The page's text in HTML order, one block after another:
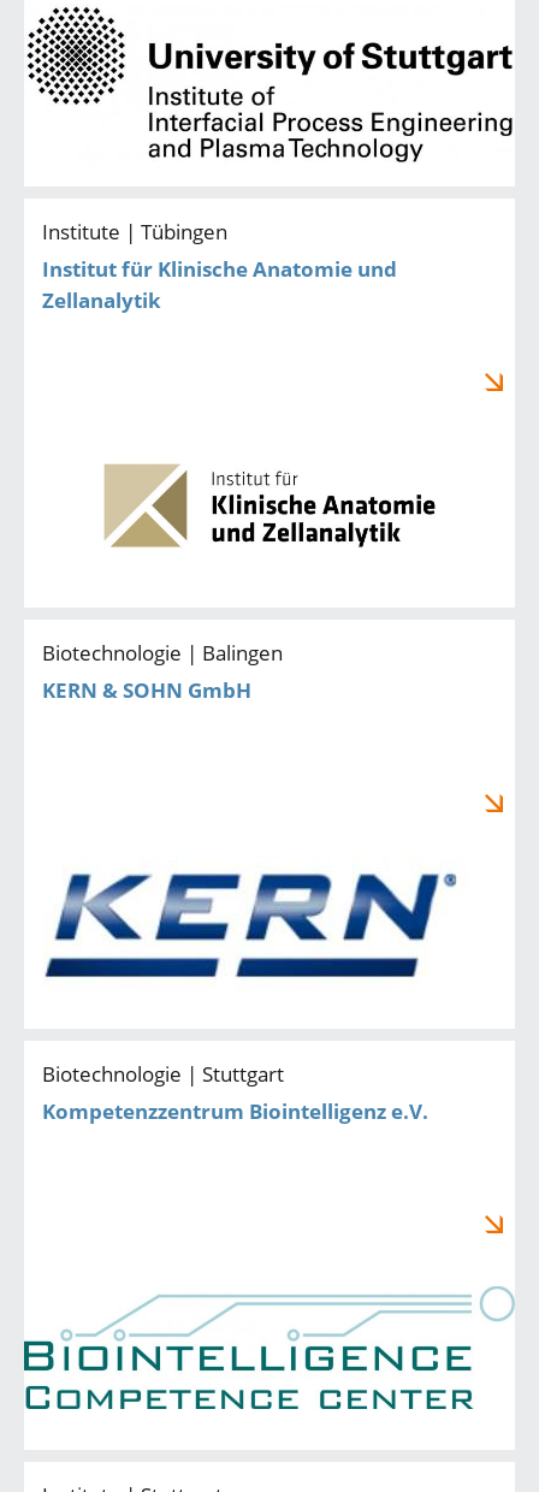
Institute | Tübingen
Institut für Klinische Anatomie und
Zellanalytik
Biotechnologie | Balingen
KERN & SOHN GmbH
Biotechnologie | Stuttgart
Kompetenzzentrum Biointelligenz e.V.